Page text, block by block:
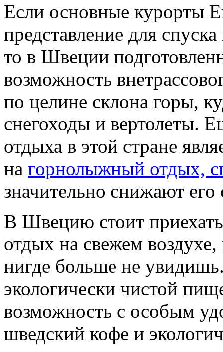
Если основные курорты
представление для
то в Швеции
возможность
по целине склона горы,
снегоходы и вертолеты.
отдыха в этой стране
на горнолыжный отдых,
значительно снижают его
В Швецию стоит
отдых на свежем
нигде больше не
экологически чистой
возможность с особым
шведский кофе и